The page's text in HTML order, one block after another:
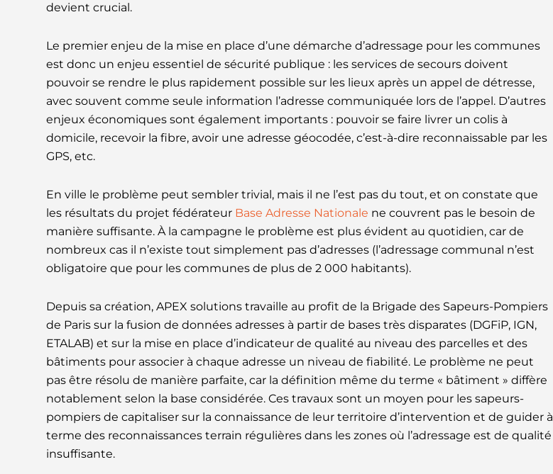
devient crucial.
Le premier enjeu de la mise en place d’une démarche d’adressage pour les communes
est donc un enjeu essentiel de sécurité publique : les services de secours doivent
pouvoir se rendre le plus rapidement possible sur les lieux après un appel de détresse,
avec souvent comme seule information l’adresse communiquée lors de l’appel. D’autres
enjeux économiques sont également importants : pouvoir se faire livrer un colis à
domicile, recevoir la fibre, avoir une adresse géocodée, c’est-à-dire reconnaissable par les
GPS, etc.
En ville le problème peut sembler trivial, mais il ne l’est pas du tout, et on constate que
les résultats du projet fédérateur Base Adresse Nationale ne couvrent pas le besoin de
manière suffisante. À la campagne le problème est plus évident au quotidien, car de
nombreux cas il n’existe tout simplement pas d’adresses (l’adressage communal n’est
obligatoire que pour les communes de plus de 2 000 habitants).
Depuis sa création, APEX solutions travaille au profit de la Brigade des Sapeurs-Pompiers
de Paris sur la fusion de données adresses à partir de bases très disparates (DGFiP, IGN,
ETALAB) et sur la mise en place d’indicateur de qualité au niveau des parcelles et des
bâtiments pour associer à chaque adresse un niveau de fiabilité. Le problème ne peut
pas être résolu de manière parfaite, car la définition même du terme « bâtiment » diffère
notablement selon la base considérée. Ces travaux sont un moyen pour les sapeurs-
pompiers de capitaliser sur la connaissance de leur territoire d’intervention et de guider à
terme des reconnaissances terrain régulières dans les zones où l’adressage est de qualité
insuffisante.